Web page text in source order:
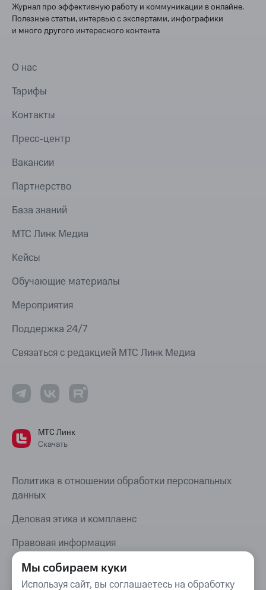
Мы собираем куки
Используя сайт, вы соглашаетесь на обработку
Журнал про эффективную работу и коммуникации в онлайне.
Полезные статьи, интервью с экспертами, инфографики
и много другого интересного контента
О нас
Тарифы
Контакты
Пресс-центр
Вакансии
Партнерство
База знаний
МТС Линк Медиа
Кейсы
Обучающие материалы
Мероприятия
Поддержка 24/7
Связаться с редакцией МТС Линк Медиа
МТС Линк
Скачать
Политика в отношении обработки персональных
данных
Деловая этика и комплаенс
Правовая информация
Карта сайта